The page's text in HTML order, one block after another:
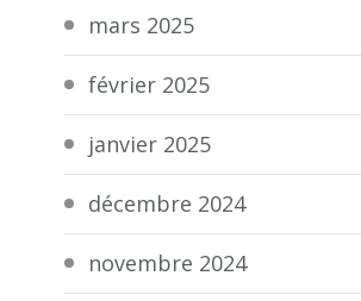
mars 2025
février 2025
janvier 2025
décembre 2024
novembre 2024